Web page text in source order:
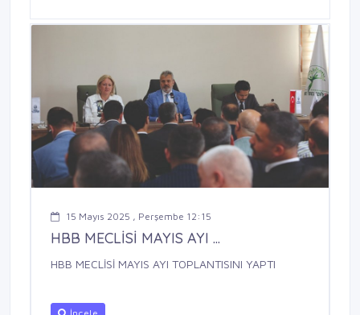
15 Mayıs 2025 , Perşembe 12:15
HBB MECLİSİ MAYIS AYI ...
HBB MECLİSİ MAYIS AYI TOPLANTISINI YAPTI